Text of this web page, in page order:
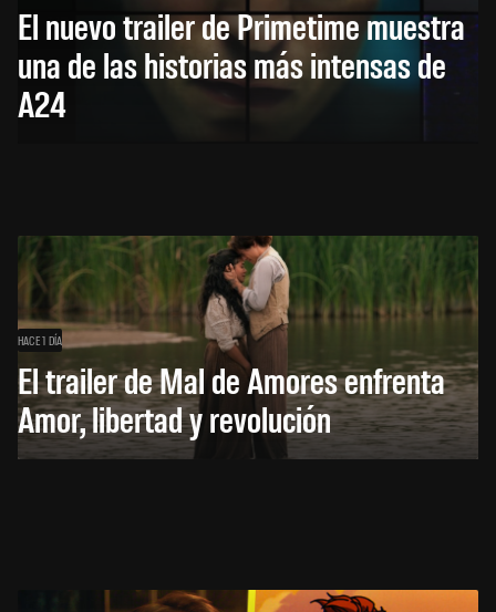
El nuevo trailer de Primetime muestra
una de las historias más intensas de
A24
HACE 1 DÍA
El trailer de Mal de Amores enfrenta
Amor, libertad y revolución